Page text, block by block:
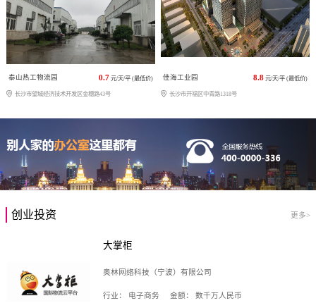
泰山热工物流园 0.7 元/天/平 (最低价)
长沙市望城经济技术开发区金穗路43号
佳海工业园 8.8 元/天/平 (最低价)
长沙市开福区中青路1318号
创业投资 更多>
大掌柜
奥林网络科技（宁波）有限公司
行业： 电子商务 金额： 数千万人民币